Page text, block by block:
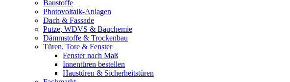
Baustoffe
Photovoltaik-Anlagen
Dach & Fassade
Putze, WDVS & Bauchemie
Dämmstoffe & Trockenbau
Türen, Tore & Fenster
Fenster nach Maß
Innentüren bestellen
Haustüren & Sicherheitstüren